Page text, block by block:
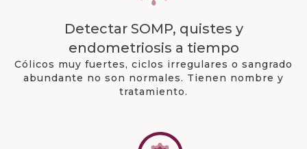
Detectar SOMP, quistes y
endometriosis a tiempo
Cólicos muy fuertes, ciclos irregulares o sangrado
abundante no son normales. Tienen nombre y
tratamiento.